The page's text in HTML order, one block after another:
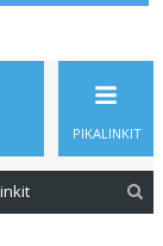
PIKALINKIT